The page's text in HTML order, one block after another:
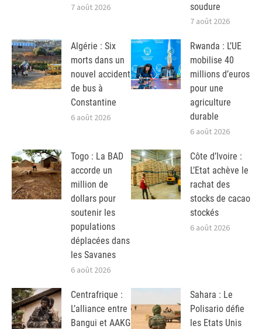
7 août 2026
soudure
7 août 2026
Algérie : Six
morts dans un
nouvel accident
de bus à
Constantine
6 août 2026
Rwanda : L’UE
mobilise 40
millions d’euros
pour une
agriculture
durable
6 août 2026
Togo : La BAD
accorde un
million de
dollars pour
soutenir les
populations
déplacées dans
les Savanes
6 août 2026
Côte d’Ivoire :
L’Etat achève le
rachat des
stocks de cacao
stockés
6 août 2026
Centrafrique :
L’alliance entre
Bangui et AAKG
Sahara : Le
Polisario défie
les Etats Unis